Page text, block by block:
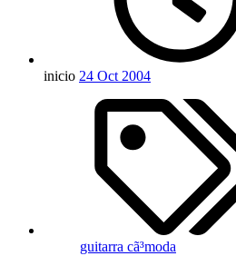
inicio 24 Oct 2004
guitarra cã³moda